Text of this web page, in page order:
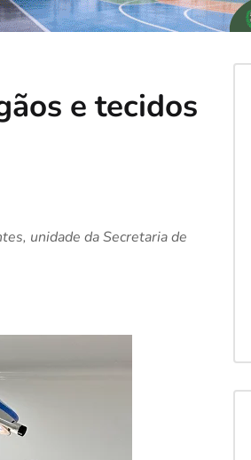
e tecidos
unidade da Secretaria de